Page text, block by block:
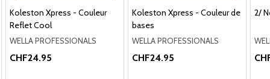
Koleston Xpress - Couleur
Reflet Cool
WELLA PROFESSIONALS
CHF24.95
Koleston Xpress - Couleur de
bases
WELLA PROFESSIONALS
CHF24.95
2/